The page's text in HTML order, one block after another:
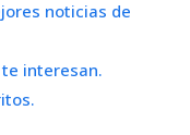
noticias de
interesan.